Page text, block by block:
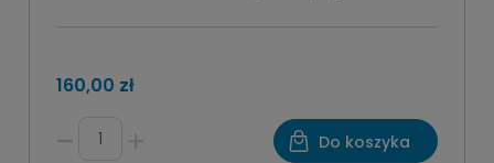
160,00 zł
Do koszyka